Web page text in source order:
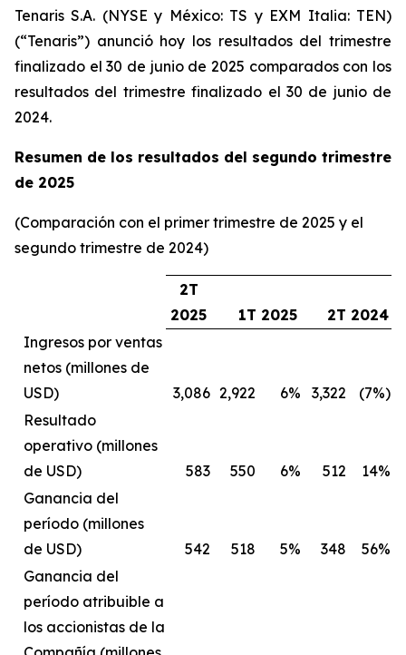
Tenaris S.A. (NYSE y México: TS y EXM Italia: TEN)
(“Tenaris”) anunció hoy los resultados del trimestre
finalizado el 30 de junio de 2025 comparados con los
resultados del trimestre finalizado el 30 de junio de
2024.
Resumen de los resultados del segundo trimestre
de 2025
(Comparación con el primer trimestre de 2025 y el
segundo trimestre de 2024)
2T
2025
1T 2025
2T 2024
Ingresos por ventas
netos (millones de
USD)
3,086 2,922 6% 3,322
(7%)
Resultado
operativo (millones
de USD)
583 550 6% 512
14%
Ganancia del
período (millones
de USD)
542 518 5% 348
56%
Ganancia del
período atribuible a
los accionistas de la